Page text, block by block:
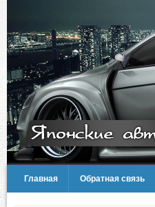
Главная Обратная связь